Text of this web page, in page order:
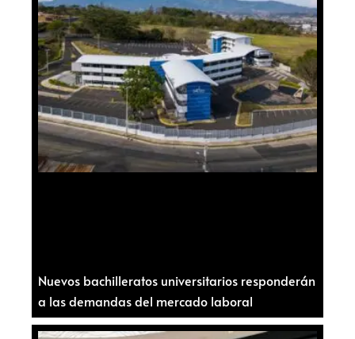
Nuevos bachilleratos universitarios responderán
a las demandas del mercado laboral